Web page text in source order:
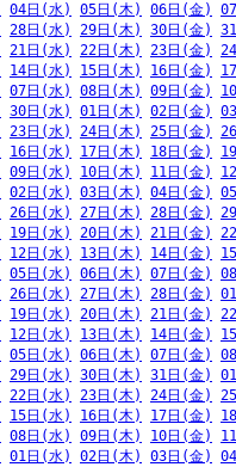
04日(水) 05日(木) 06日(金)
28日(水) 29日(木) 30日(金)
21日(水) 22日(木) 23日(金)
14日(水) 15日(木) 16日(金)
07日(水) 08日(木) 09日(金)
30日(水) 01日(木) 02日(金)
23日(水) 24日(木) 25日(金)
16日(水) 17日(木) 18日(金)
09日(水) 10日(木) 11日(金)
02日(水) 03日(木) 04日(金)
26日(水) 27日(木) 28日(金)
19日(水) 20日(木) 21日(金)
12日(水) 13日(木) 14日(金)
05日(水) 06日(木) 07日(金)
26日(水) 27日(木) 28日(金)
19日(水) 20日(木) 21日(金)
12日(水) 13日(木) 14日(金)
05日(水) 06日(木) 07日(金)
29日(水) 30日(木) 31日(金)
22日(水) 23日(木) 24日(金)
15日(水) 16日(木) 17日(金)
08日(水) 09日(木) 10日(金)
01日(水) 02日(木) 03日(金)